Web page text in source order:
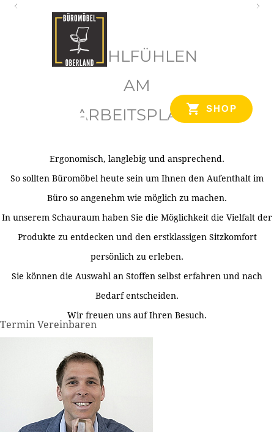
SHOP
WOHLFÜHLEN
AM
ARBEITSPLATZ
Ergonomisch, langlebig und ansprechend.
So sollten Büromöbel heute sein um Ihnen den Aufenthalt im
Büro so angenehm wie möglich zu machen.
In unserem Schauraum haben Sie die Möglichkeit die Vielfalt der
Produkte zu entdecken und den erstklassigen Sitzkomfort
persönlich zu erleben.
Sie können die Auswahl an Stoffen selbst erfahren und nach
Bedarf entscheiden.
Wir freuen uns auf Ihren Besuch.
Termin Vereinbaren